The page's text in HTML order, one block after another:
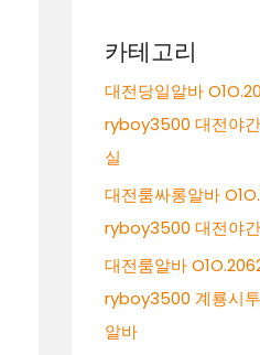
카테고리
대전당일알바
ryboy3500 대전야
실
대전룸싸롱알바
ryboy3500 대전야
대전룸알바
ryboy3500 계룡시
알바